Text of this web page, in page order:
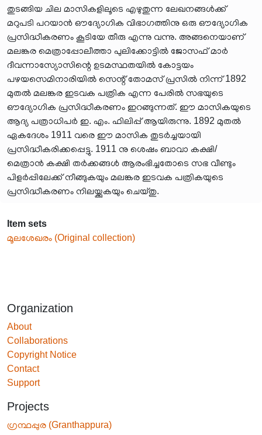
തുടങ്ങിയ ചില മാസികളിലൂടെ എഴുതുന്ന ലേഖനങ്ങൾക്ക്
മറുപടി പറയാൻ ഔദ്യോഗിക വിഭാഗത്തിനു ഒരു ഔദ്യോഗിക
പ്രസിദ്ധീകരണം കൂടിയേ തീരു എന്നു വന്നു. അങ്ങനെയാണ്
മലങ്കര മെത്രാപ്പോലീത്താ പുലിക്കോട്ടിൽ ജോസഫ് മാർ
ദീവന്നാസ്യോസിന്റെ ഉടമസ്ഥതയിൽ കോട്ടയം
പഴയസെമിനാരിയിൽ സെന്റ് തോമസ് പ്രസിൽ നിന്ന് 1892
മുതൽ മലങ്കര ഇടവക പത്രിക എന്ന പേരിൽ സഭയുടെ
ഔദ്യോഗിക പ്രസിദ്ധീകരണം ഇറങ്ങുന്നത്. ഈ മാസികയുടെ
ആദ്യ പത്രാധിപർ ഇ. എം. ഫിലിപ്പ് ആയിരുന്നു. 1892 മുതൽ
ഏകദേശം 1911 വരെ ഈ മാസിക തുടർച്ചയായി
പ്രസിദ്ധീകരിക്കപ്പെട്ടു. 1911 നു ശെഷം ബാവാ കക്ഷി/
മെത്രാൻ കക്ഷി തർക്കങ്ങൾ ആരംഭിച്ചതോടെ സഭ വീണ്ടും
പിളർപ്പിലേക്ക് നീങ്ങുകയും മലങ്കര ഇടവക പത്രികയുടെ
പ്രസിദ്ധീകരണം നിലയ്ക്കുകയും ചെയ്തു.
Item sets
മൂലശേഖരം (Original collection)
Organization
About
Collaborations
Copyright Notice
Contact
Support
Projects
ഗ്രന്ഥപ്പുര (Granthappura)